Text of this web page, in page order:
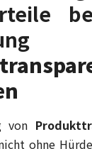
von
ohne